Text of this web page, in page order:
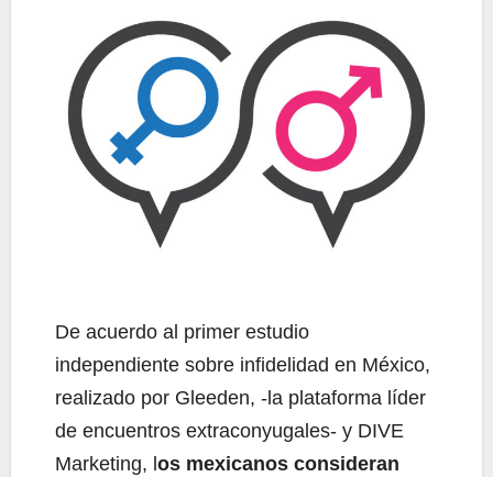
De acuerdo al primer estudio
independiente sobre infidelidad en México,
realizado por Gleeden, -la plataforma líder
de encuentros extraconyugales- y DIVE
Marketing, l os mexicanos consideran